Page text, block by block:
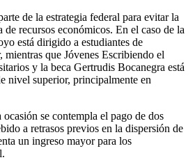
de la estrategia federal para evitar la
de recursos económicos. En el caso de la
está dirigido a estudiantes de
mientras que Jóvenes Escribiendo el
y la beca Gertrudis Bocanegra está
nivel superior, principalmente en
ocasión se contempla el pago de dos
a retrasos previos en la dispersión de
un ingreso mayor para los